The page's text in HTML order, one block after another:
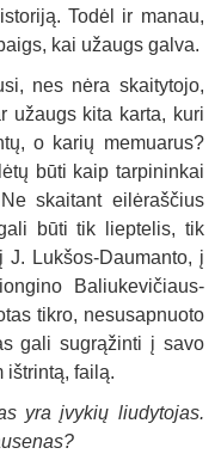
Todėl ir manau,
kai užaugs galva.
nes nėra skaitytojo,
užaugs kita karta, kuri
o karių memuarus?
būti kaip tarpininkai
skaitant eilėraščius
būti tik lieptelis, tik
J. Lukšos-Daumanto, į
Baliukevičiaus-
tikro, nesusapnuoto
gali sugrąžinti į savo
ištrintą, failą.
yra įvykių liudytojas.